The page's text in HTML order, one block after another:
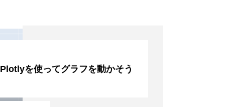
Plotlyを使ってグラフを動かそう